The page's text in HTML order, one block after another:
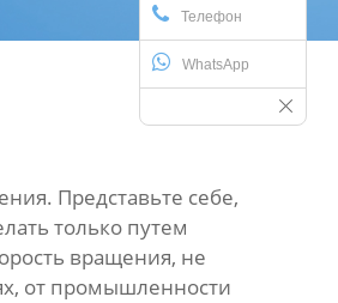
Телефон
WhatsApp
Представьте себе,
только путем
вращения, не
от промышленности